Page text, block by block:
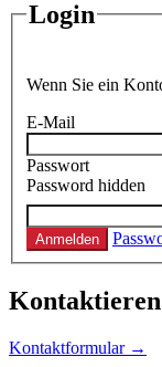
Login
Wenn Sie ein
E-Mail
Passwort
Password hidden
Anmelden
Kontaktieren
Kontaktformular →